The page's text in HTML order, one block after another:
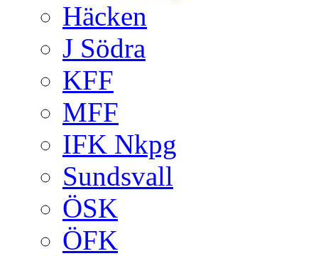
Häcken
J Södra
KFF
MFF
IFK Nkpg
Sundsvall
ÖSK
ÖFK